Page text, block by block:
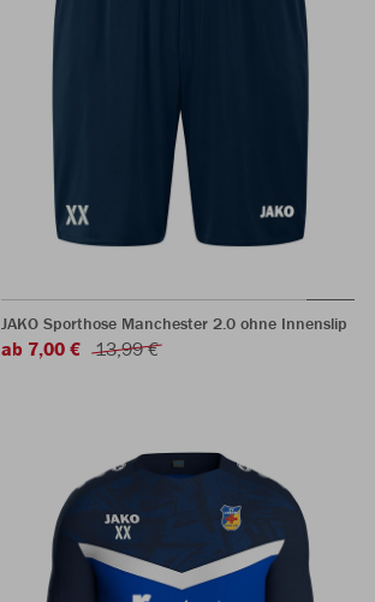
JAKO Sporthose Manchester 2.0 ohne Innenslip
ab 7,00 € 13,99 €